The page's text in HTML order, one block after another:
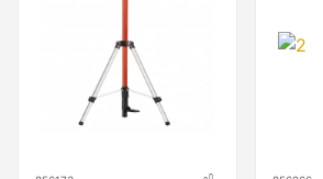
Трассоискатели